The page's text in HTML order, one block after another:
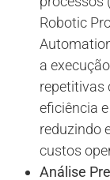
Robotic
a
repetitivas
eficiência
reduzindo
custos
Análise